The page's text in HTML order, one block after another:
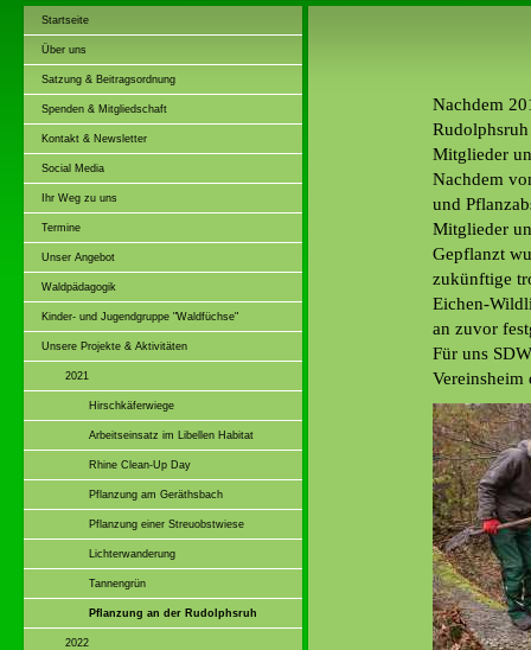
Startseite
Über uns
Satzung & Beitragsordnung
Spenden & Mitgliedschaft
Kontakt & Newsletter
Social Media
Ihr Weg zu uns
Termine
Unser Angebot
Waldpädagogik
Kinder- und Jugendgruppe "Waldfüchse"
Unsere Projekte & Aktivitäten
2021
Hirschkäferwiege
Arbeitseinsatz im Libellen Habitat
Rhine Clean-Up Day
Pflanzung am Geräthsbach
Pflanzung einer Streuobstwiese
Lichterwanderung
Tannengrün
Pflanzung an der Rudolphsruh
2022
Nachdem
Mitglieder
Nachdem
und
Mitglieder
Gepflanzt
zukünftige
Eichen-
an zuvor
Für uns
Vereinsheim